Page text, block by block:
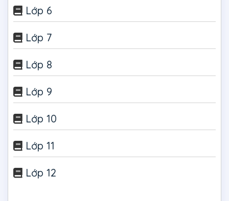
Lớp 6
Lớp 7
Lớp 8
Lớp 9
Lớp 10
Lớp 11
Lớp 12